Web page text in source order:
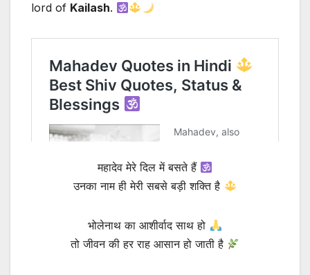
lord of Kailash.
महादेव मेरे दिल में बसते हैं
उनका नाम ही मेरी सबसे बड़ी शक्ति है
भोलेनाथ का आशीर्वाद साथ हो
तो जीवन की हर राह आसान हो जाती है